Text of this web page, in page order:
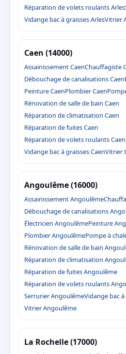
Réparation de volets roulants Arles
Vidange bac à graisses ArlesVitrier
Caen (14000)
Assainissement CaenChauffagiste
Débouchage de canalisations Caen
Peinture CaenPlombier Caen
Rénovation de salle de bain Caen
Réparation de climatisation Caen
Réparation de fuites Caen
Réparation de volets roulants Caen
Vidange bac à graisses CaenVitrier
Angoulême (16000)
Assainissement Angoulême
Débouchage de canalisations
Électricien AngoulêmePeinture
Plombier AngoulêmePompe à
Rénovation de salle de bain
Réparation de climatisation
Réparation de fuites Angoulême
Réparation de volets roulants
Serrurier AngoulêmeVidange bac
Vitrier Angoulême
La Rochelle (17000)